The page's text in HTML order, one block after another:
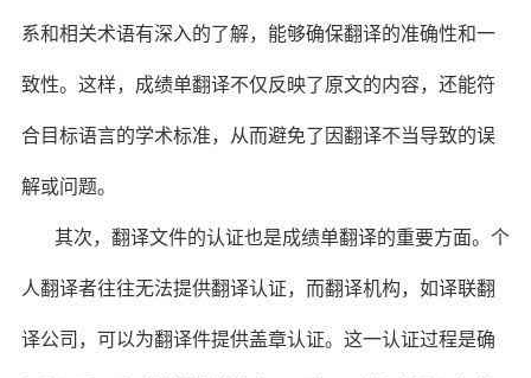
系和相关术语有深入的了解，能够确保翻译的准确性和一
致性。这样，成绩单翻译不仅反映了原文的内容，还能符
合目标语言的学术标准，从而避免了因翻译不当导致的误
解或问题。
其次，翻译文件的认证也是成绩单翻译的重要方面。个
人翻译者往往无法提供翻译认证，而翻译机构，如译联翻
译公司，可以为翻译件提供盖章认证。这一认证过程是确